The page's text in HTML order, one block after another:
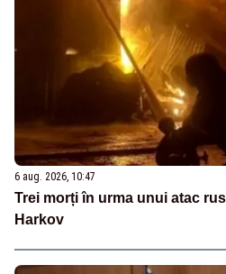
6 aug. 2026, 10:47
Trei morți în urma unui atac
Harkov